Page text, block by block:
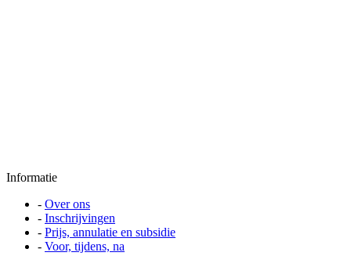
Informatie
- Over ons
- Inschrijvingen
- Prijs, annulatie en subsidie
- Voor, tijdens, na